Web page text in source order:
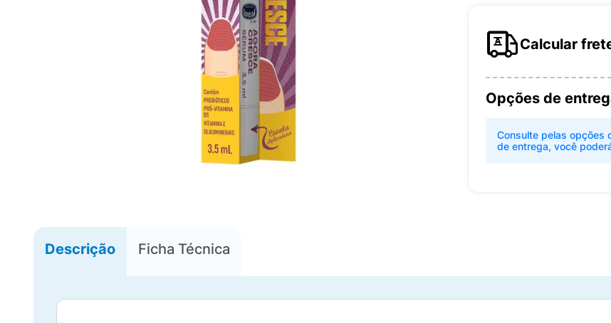
Calcular
Opções de
Consulte pelas opções
de entrega, você
Descrição Ficha Técnica